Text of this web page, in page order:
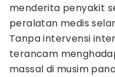
menderita penyakit
peralatan medis
Tanpa intervensi
terancam
massal di musim